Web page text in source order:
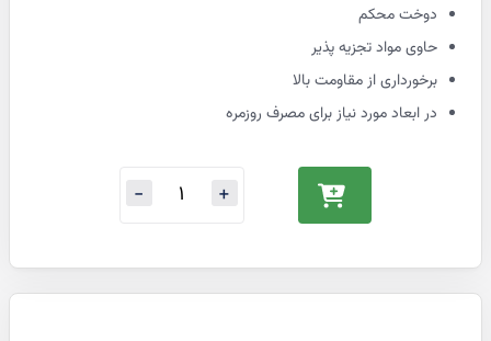
دوخت محکم
حاوی مواد تجزیه پذیر
برخورداری از مقاومت بالا
در ابعاد مورد نیاز برای مصرف روزمره